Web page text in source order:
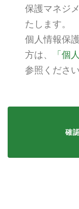
保護マネジ
たします。
個人情報保
方は、
「個
参照ください